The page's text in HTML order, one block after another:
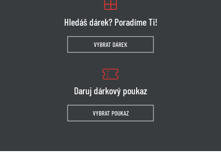
Hledáš dárek? Poradíme Ti!
VYBRAT DÁREK
Daruj dárkový poukaz
VYBRAT POUKAZ